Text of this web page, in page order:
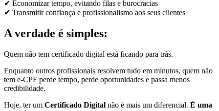
✔ Economizar tempo, evitando filas e burocracias
✔ Transmitir confiança e profissionalismo aos seus clientes
A verdade é simples:
Quem não tem certificado digital está ficando para trás.
Enquanto outros profissionais resolvem tudo em minutos, quem não
tem e-CPF perde tempo, perde oportunidades e passa menos
credibilidade.
Hoje, ter um Certificado Digital não é mais um diferencial. É uma